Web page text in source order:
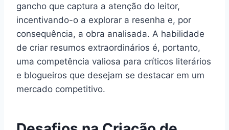
gancho que captura a atenção do leitor,
incentivando-o a explorar a resenha e, por
consequência, a obra analisada. A habilidade
de criar resumos extraordinários é, portanto,
uma competência valiosa para críticos literários
e blogueiros que desejam se destacar em um
mercado competitivo.